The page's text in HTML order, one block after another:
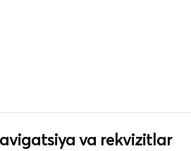
va rekvizitlar